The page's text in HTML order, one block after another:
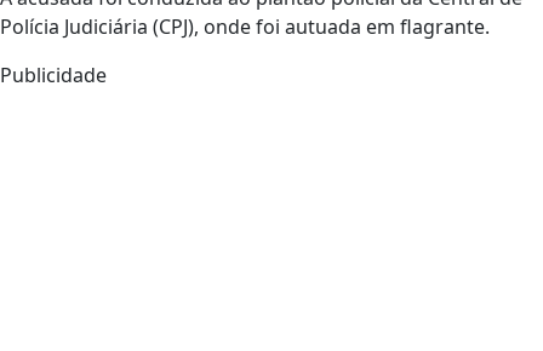
Polícia Judiciária (CPJ), onde foi autuada em flagrante.
Publicidade